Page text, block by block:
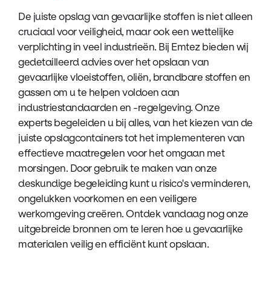
De juiste opslag van gevaarlijke stoffen is niet alleen
cruciaal voor veiligheid, maar ook een wettelijke
verplichting in veel industrieën. Bij Emtez bieden wij
gedetailleerd advies over het opslaan van
gevaarlijke vloeistoffen, oliën, brandbare stoffen en
gassen om u te helpen voldoen aan
industriestandaarden en -regelgeving. Onze
experts begeleiden u bij alles, van het kiezen van de
juiste opslagcontainers tot het implementeren van
effectieve maatregelen voor het omgaan met
morsingen. Door gebruik te maken van onze
deskundige begeleiding kunt u risico's verminderen,
ongelukken voorkomen en een veiligere
werkomgeving creëren. Ontdek vandaag nog onze
uitgebreide bronnen om te leren hoe u gevaarlijke
materialen veilig en efficiënt kunt opslaan.